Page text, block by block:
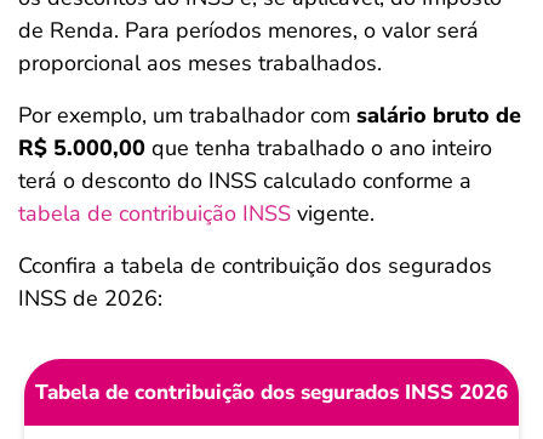
de Renda. Para períodos menores, o valor será
proporcional aos meses trabalhados.
Por exemplo, um trabalhador com salário bruto de
R$ 5.000,00 que tenha trabalhado o ano inteiro
terá o desconto do INSS calculado conforme a
tabela de contribuição INSS vigente.
Cconfira a tabela de contribuição dos segurados
INSS de 2026:
Tabela de contribuição dos segurados INSS 2026